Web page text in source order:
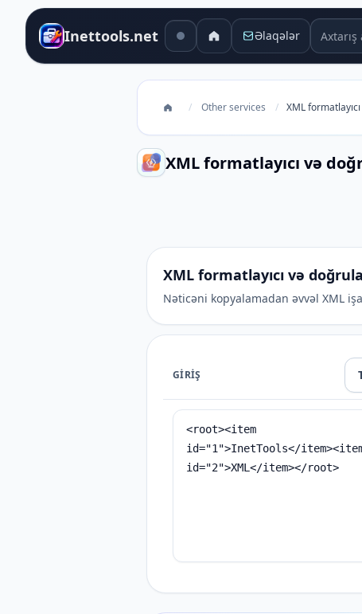
Inettools.net Əlaqələr Axtarış
/ Other services / XML
XML formatlayıcı və
XML formatlayıcı və
Nəticəni kopyalamadan əvvəl XML
GIRIŞ